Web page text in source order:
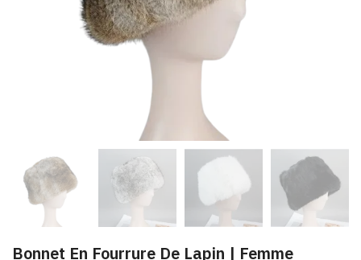
Bonnet En Fourrure De Lapin | Femme